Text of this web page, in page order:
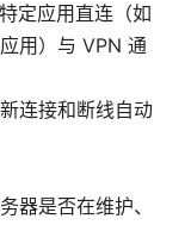
定应用直连（如
用）与 VPN 通
连接和断线自动
器是否在维护、